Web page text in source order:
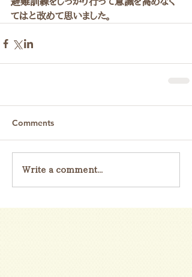
てはと改めて思いました。
Comments
Write a comment...